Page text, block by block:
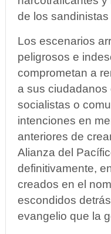
de los
Los escenarios
peligrosos e
comprometan a
a sus ciudadanos
socialistas o
intenciones en
anteriores de
Alianza del
definitivamente,
creados en el
escondidos
evangelio que la